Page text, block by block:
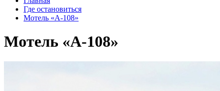
Где остановиться
Мотель «А-108»
Мотель «А-108»